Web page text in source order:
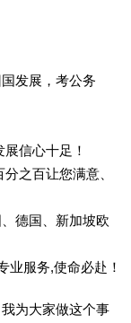
发展，考公务
信心十足！
之百让您满意、
德国、新加坡欧
服务,使命必赴！
为大家做这个事